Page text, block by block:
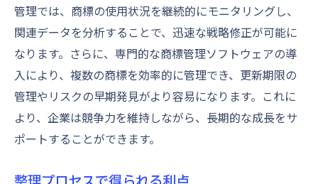
管理では、商標の使用状況を継続的にモニタリングし、
関連データを分析することで、迅速な戦略修正が可能に
なります。さらに、専門的な商標管理ソフトウェアの導
入により、複数の商標を効率的に管理でき、更新期限の
管理やリスクの早期発見がより容易になります。これに
より、企業は競争力を維持しながら、長期的な成長をサ
ポートすることができます。